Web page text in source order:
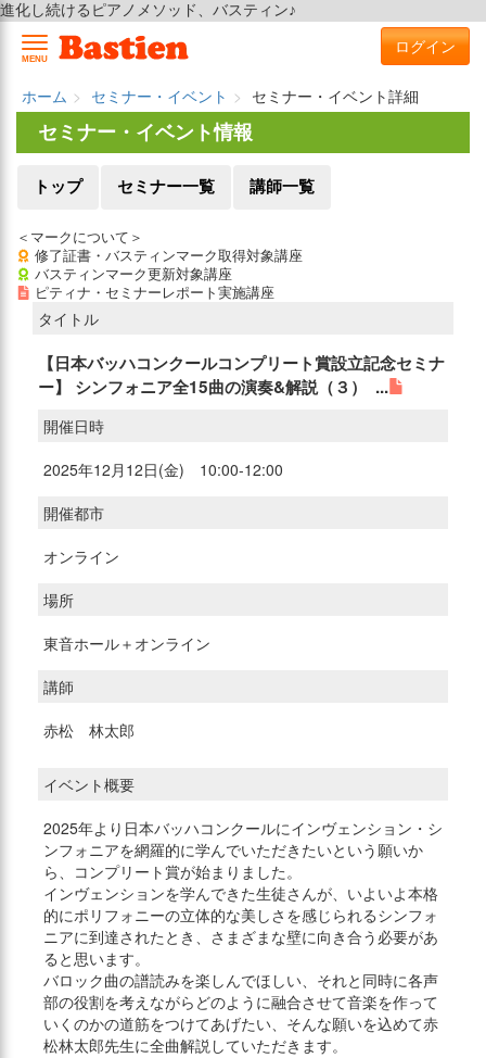
進化し続けるピアノメソッド、バスティン♪
MENU
ログイン
ホーム セミナー・イベント
セミナー・イベント詳細
セミナー・イベント情報
トップ セミナー一覧 講師一覧
＜マークについて＞
修了証書・バスティンマーク取得対象講座
バスティンマーク更新対象講座
ピティナ・セミナーレポート実施講座
タイトル
【日本バッハコンクールコンプリート賞設立記念セミナ
ー】 シンフォニア全15曲の演奏&解説（３） ...
開催日時
2025年12月12日(金) 10:00-12:00
開催都市
オンライン
場所
東音ホール＋オンライン
講師
赤松 林太郎
イベント概要
2025年より日本バッハコンクールにインヴェンション・シ
ンフォニアを網羅的に学んでいただきたいという願いか
ら、コンプリート賞が始まりました。
インヴェンションを学んできた生徒さんが、いよいよ本格
的にポリフォニーの立体的な美しさを感じられるシンフォ
ニアに到達されたとき、さまざまな壁に向き合う必要があ
ると思います。
バロック曲の譜読みを楽しんでほしい、それと同時に各声
部の役割を考えながらどのように融合させて音楽を作って
いくのかの道筋をつけてあげたい、そんな願いを込めて赤
松林太郎先生に全曲解説していただきます。